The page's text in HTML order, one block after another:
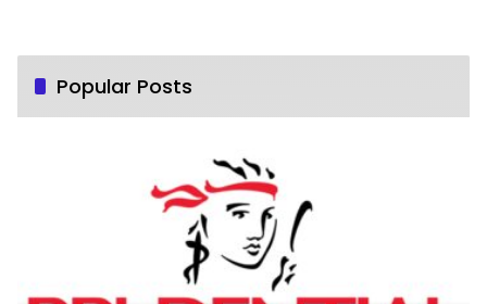
Popular Posts